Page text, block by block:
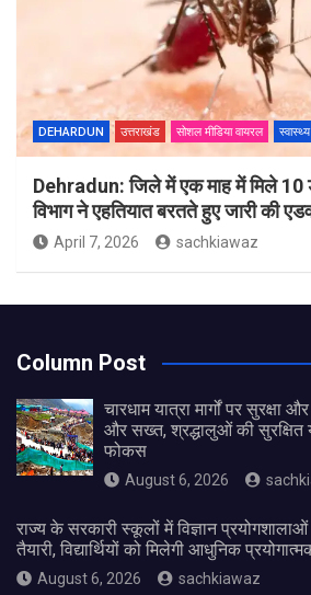
DEHARDUN उत्तराखंड सोशल मीडिया वायरल स्वास्थ्य
Dehradun: जिले में एक माह में मिले 10
विभाग ने एहतियात बरतते हुए जारी की
April 7, 2026 sachkiawaz
Column Post
चारधाम यात्रा मार्गों पर सुरक्षा
और सख्त, श्रद्धालुओं की सुरक्षित
फोकस
August 6, 2026
राज्य के सरकारी स्कूलों में विज्ञान
तैयारी, विद्यार्थियों को मिलेगी आधुनिक
August 6, 2026 sachkiawaz